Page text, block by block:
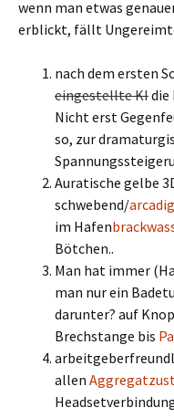
wenn man etwas
erblickt, fällt
nach dem ersten
eingestellte KIdie
Nicht erst
so, zur
Auratische gelbe
schwebend/arcadig
im Hafen
Bötchen..
Man hat immer
man nur ein
darunter? auf
Brechstange bis
allen